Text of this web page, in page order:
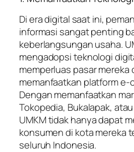
Di era digital saat ini,
informasi sangat penting
keberlangsungan usaha.
mengadopsi teknologi
memperluas pasar mereka
memanfaatkan platform e-
Dengan memanfaatkan
Tokopedia, Bukalapak,
UMKM tidak hanya dapat
konsumen di kota mereka
seluruh Indonesia.